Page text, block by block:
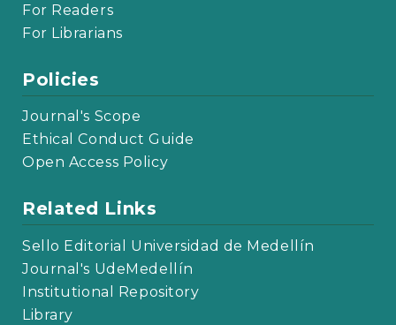
For Readers
For Librarians
Policies
Journal's Scope
Ethical Conduct Guide
Open Access Policy
Related Links
Sello Editorial Universidad de Medellín
Journal's UdeMedellín
Institutional Repository
Library